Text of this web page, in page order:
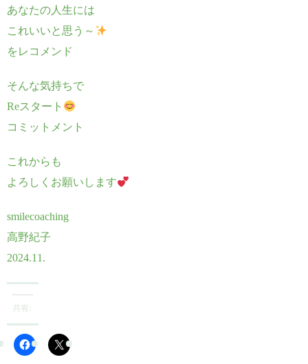
あなたの人生には
これいいと思う～
をレコメンド
そんな気持ちで
Reスタート
コミットメント
これからも
よろしくお願いします
smilecoaching
高野紀子
2024.11.
共有: